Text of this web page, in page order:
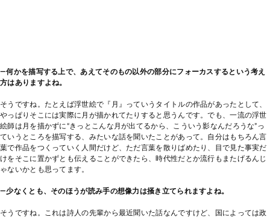
―何かを描写する上で、あえてそのもの以外の部分にフォーカスするという考え
方はありますよね。
そうですね。たとえば浮世絵で『月』っていうタイトルの作品があったとして、
やっぱりそこには実際に月が描かれてたりすると思うんです。でも、一流の浮世
絵師は月を描かずに“きっとこんな月が出てるから、こういう影なんだろうな”っ
ていうところを描写する、みたいな話を聞いたことがあって。自分はもちろん言
葉で作品をつくっていく人間だけど、ただ言葉を散りばめたり、目で見た事実だ
けをそこに置かずとも伝えることができたら、時代性だとか流行もまたげるんじ
ゃないかとも思ってます。
―少なくとも、そのほうが読み手の想像力は掻き立てられますよね。
そうですね。これは詩人の先輩から最近聞いた話なんですけど、国によっては政